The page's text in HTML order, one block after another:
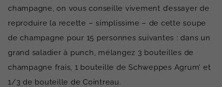
champagne, on vous conseille vivement d’essayer de
reproduire la recette – simplissime – de cette soupe
de champagne pour 15 personnes suivantes : dans un
grand saladier à punch, mélangez 3 bouteilles de
champagne frais, 1 bouteille de Schweppes Agrum’ et
1/3 de bouteille de Cointreau.